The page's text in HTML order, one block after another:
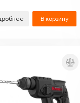
В корзину